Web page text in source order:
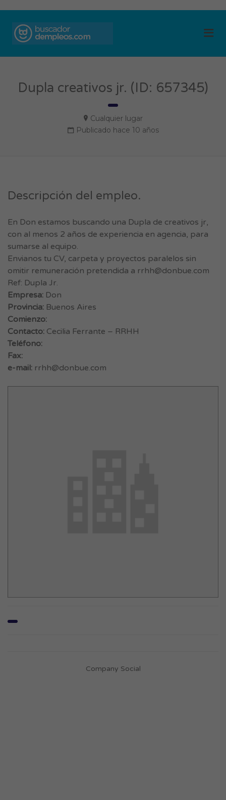
Dupla creativos jr. (ID: 657345)
Cualquier lugar
Publicado hace 10 años
Descripción del empleo.
En Don estamos buscando una Dupla de creativos jr,
con al menos 2 años de experiencia en agencia, para
sumarse al equipo.
Envianos tu CV, carpeta y proyectos paralelos sin
omitir remuneración pretendida a rrhh@donbue.com
Ref: Dupla Jr.
Empresa: Don
Provincia: Buenos Aires
Comienzo:
Contacto: Cecilia Ferrante – RRHH
Teléfono:
Fax:
e-mail: rrhh@donbue.com
Company Social